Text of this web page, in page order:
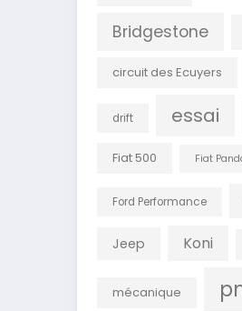
Bridgestone
circuit des Ecuyers
drift essai
Fiat 500 Fiat
Ford Performance
Jeep Koni
mécanique